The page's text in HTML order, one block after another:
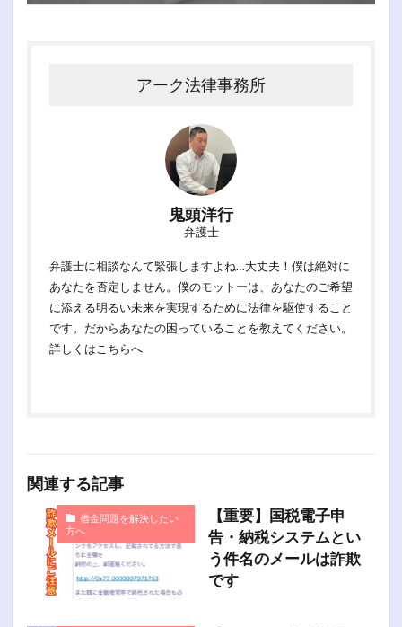
アーク法律事務所
鬼頭洋行
弁護士
弁護士に相談なんて緊張しますよね…大丈夫！僕は絶対に
あなたを否定しません。僕のモットーは、あなたのご希望
に添える明るい未来を実現するために法律を駆使すること
です。だからあなたの困っていることを教えてください。
詳しくは こちらへ
関連する記事
借金問題を解決したい
方へ
【重要】国税電子申
告・納税システムとい
う件名のメールは詐欺
です